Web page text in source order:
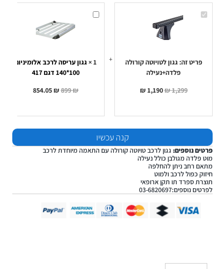
גגון
לטויוטה
פריט זה: גגון לטויוטה קורולה
פלדה+נעילה
1,299
₪
1,190
₪
גגון
עריסה
1
×גגון עריסה לרכב אלומיניום
100*140 דגם 417
899₪
854.05₪
קנה עכשיו
פרטים נוספים: גגון לרכב טויוטה קורולה עם התאמה מיוחדת לרכב
מוט פלדה מגולבן כולל נעילה
מתאם רחב ניתן להחלפה
חיזוק כפול לרכב ולמוט
תוצרת ספרד תו תקן ארופאי
לפרטים נוספים:03-6820697